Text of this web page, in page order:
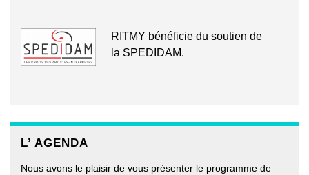
RITMY bénéficie du soutien de
la SPEDIDAM.
L’ AGENDA
Nous avons le plaisir de vous présenter le programme de